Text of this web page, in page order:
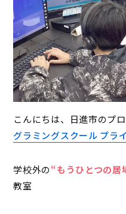
こんにちは、日進市のプ
グラミングスクール プラ
学校外の“もうひとつの居
教室